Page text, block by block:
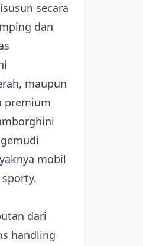
secara
dan
maupun
premium
mobil
dari
handling